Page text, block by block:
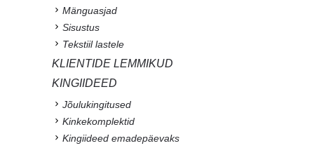
Mänguasjad
Sisustus
Tekstiil lastele
KLIENTIDE LEMMIKUD
KINGIIDEED
Jõulukingitused
Kinkekomplektid
Kingiideed emadepäevaks